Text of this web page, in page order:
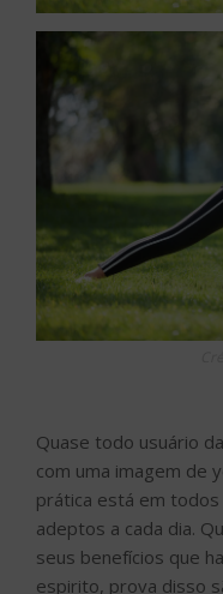
Quase todo usuário
com uma imagem de
prática está em
adeptos a cada dia.
seus benefícios que
espirito, prova disso